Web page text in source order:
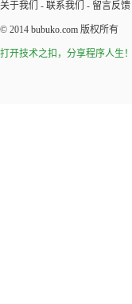
关于我们 - 联系我们 - 留言反馈
© 2014 bubuko.com 版权所有
打开技术之扣，分享程序人生！